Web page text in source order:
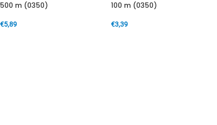
500 m (0350)
€5,89
100 m (0350)
€3,39